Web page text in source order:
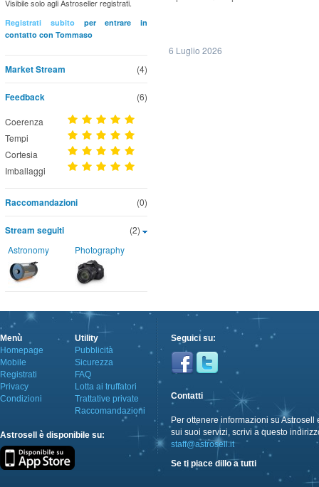
Visibile solo agli Astroseller registrati.
Registrati subitoper entrare in
contatto con Tommaso
(4)
Market Stream
Feedback (6)
Coerenza
Tempi
Cortesia
Imballaggi
(0)
Raccomandazioni
(2)
Stream seguiti
Astronomy Photography
6 Luglio 2026
Menù
Homepage
Mobile
Registrati
Privacy
Condizioni
Utility
Pubblicità
Sicurezza
FAQ
Lotta ai truffatori
Trattative private
Raccomandazioni
Astrosell è disponibile su:
Seguici su:
Contatti
Per ottenere informazioni su Astrosell
sui suoi servizi, scrivi a questo
staff@astrosell.it
Se ti piace dillo a tutti